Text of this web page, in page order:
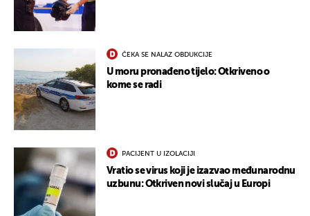
ČEKA SE NALAZ OBDUKCIJE
U moru pronađeno tijelo: Otkriveno o
kome se radi
PACIJENT U IZOLACIJI
Vratio se virus koji je izazvao međunarodnu
uzbunu: Otkriven novi slučaj u Europi